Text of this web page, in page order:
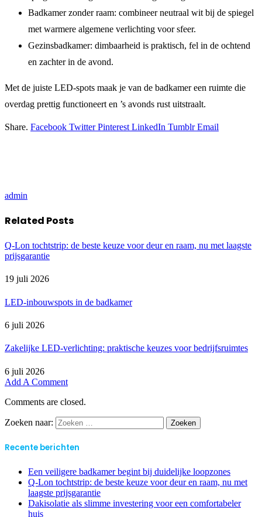
Badkamer zonder raam: combineer neutraal wit bij de spiegel
met warmere algemene verlichting voor sfeer.
Gezinsbadkamer: dimbaarheid is praktisch, fel in de ochtend
en zachter in de avond.
Met de juiste LED-spots maak je van de badkamer een ruimte die
overdag prettig functioneert en ’s avonds rust uitstraalt.
Share. Facebook Twitter Pinterest LinkedIn Tumblr Email
admin
Related Posts
Q-Lon tochtstrip: de beste keuze voor deur en raam, nu met laagste
prijsgarantie
19 juli 2026
LED-inbouwspots in de badkamer
6 juli 2026
Zakelijke LED-verlichting: praktische keuzes voor bedrijfsruimtes
6 juli 2026
Add A Comment
Comments are closed.
Zoeken naar:
Recente berichten
Een veiligere badkamer begint bij duidelijke loopzones
Q-Lon tochtstrip: de beste keuze voor deur en raam, nu met
laagste prijsgarantie
Dakisolatie als slimme investering voor een comfortabeler
huis